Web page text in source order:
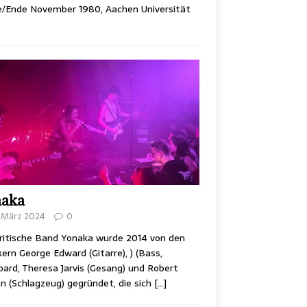
November 1980, Aachen Universität
2024 0
Band Yonaka wurde 2014 von den
George Edward (Gitarre), ) (Bass,
Theresa Jarvis (Gesang) und Robert
(Schlagzeug) gegründet, die sich […]